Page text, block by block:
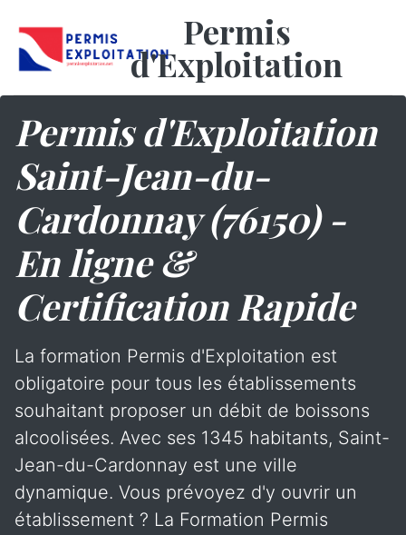
Permis
d'Exploitation
Permis d'Exploitation
Saint-Jean-du-
Cardonnay (76150) -
En ligne &
Certification Rapide
La formation Permis d'Exploitation est
obligatoire pour tous les établissements
souhaitant proposer un débit de boissons
alcoolisées. Avec ses 1345 habitants, Saint-
Jean-du-Cardonnay est une ville
dynamique. Vous prévoyez d'y ouvrir un
établissement ? La Formation Permis